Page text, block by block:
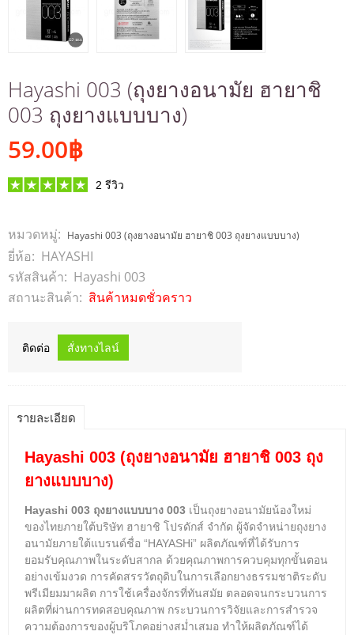
Hayashi 003 (ถุงยางอนามัย ฮายาชิ
003 ถุงยางแบบบาง)
59.00฿
2 รีวิว
หมวดหมู่: Hayashi 003 (ถุงยางอนามัย ฮายาชิ 003 ถุงยางแบบบาง)
ยี่ห้อ: HAYASHI
รหัสสินค้า: Hayashi 003
สถานะสินค้า: สินค้าหมดชั่วคราว
ติดต่อ
รายละเอียด
Hayashi 003 (ถุงยางอนามัย ฮายาชิ 003 ถุง
ยางแบบบาง)
Hayashi 003 ถุงยางแบบบาง 003 เป็นถุงยางอนามัยน้องใหม่
ของไทยภายใต้บริษัท ฮายาชิ โปรดักส์ จำกัด ผู้จัดจำหน่ายถุงยาง
อนามัยภายใต้แบรนด์ชื่อ “HAYASHi” ผลิตภัณฑ์ที่ได้รับการ
ยอมรับคุณภาพในระดับสากล ด้วยคุณภาพการควบคุมทุกขั้นตอน
อย่างเข้มงวด การคัดสรรวัตถุดิบในการเลือกยางธรรมชาติระดับ
พรีเมียมมาผลิต การใช้เครื่องจักรที่ทันสมัย ตลอดจนกระบวนการ
ผลิตที่ผ่านการทดสอบคุณภาพ กระบวนการวิจัยและการสำรวจ
ความต้องการของผู้บริโภคอย่างสม่ำเสมอ ทำให้ผลิตภัณฑ์ได้